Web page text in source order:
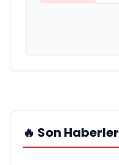
🔥 Son Haberler